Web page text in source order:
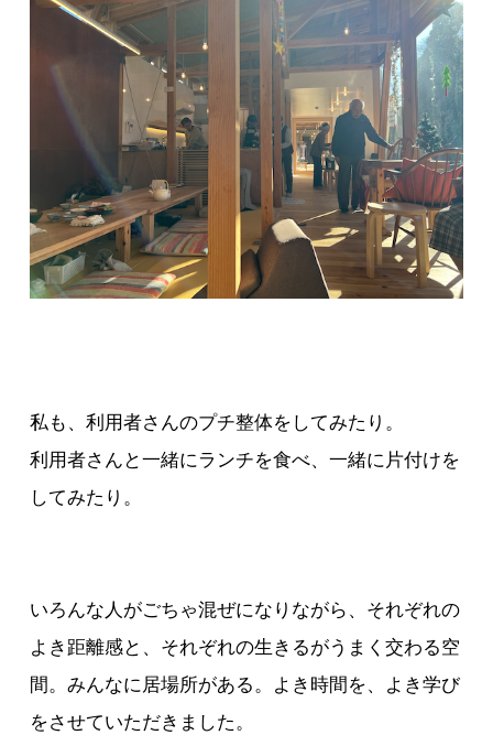
私も、利用者さんのプチ整体をしてみたり。
利用者さんと一緒にランチを食べ、一緒に片付けを
してみたり。
いろんな人がごちゃ混ぜになりながら、それぞれの
よき距離感と、それぞれの生きるがうまく交わる空
間。みんなに居場所がある。よき時間を、よき学び
をさせていただきました。